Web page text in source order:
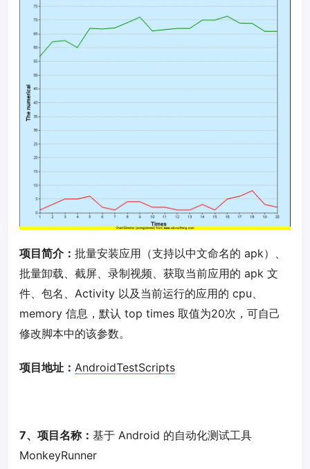
项目简介： 批量安装应用（支持以中文命名的 apk）、
批量卸载、截屏、录制视频、获取当前应用的 apk 文
件、包名、Activity 以及当前运行的应用的 cpu、
memory 信息，默认 top times 取值为20次，可自己
修改脚本中的该参数。
项目地址： AndroidTestScripts
7、项目名称： 基于 Android 的自动化测试工具
MonkeyRunner